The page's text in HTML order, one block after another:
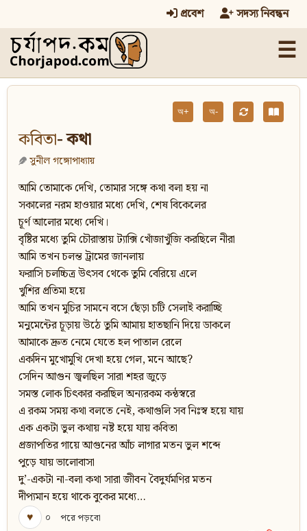
প্রবেশ সদস্য নিবন্ধন
☰
অ+ অ-
কবিতা- কথা
সুনীল গঙ্গোপাধ্যায়
আমি তোমাকে দেখি, তোমার সঙ্গে কথা বলা হয় না
সকালের নরম হাওয়ার মধ্যে দেখি, শেষ বিকেলের
চূর্ণ আলোর মধ্যে দেখি।
বৃষ্টির মধ্যে তুমি চৌরাস্তায় ট্যাক্সি খোঁজাখুঁজি করছিলে নীরা
আমি তখন চলন্ত ট্রামের জানলায়
ফরাসি চলচ্চিত্র উৎসব থেকে তুমি বেরিয়ে এলে
খুশির প্রতিমা হয়ে
আমি তখন মুচির সামনে বসে ছেঁড়া চটি সেলাই করাচ্ছি
মনুমেন্টের চূড়ায় উঠে তুমি আমায় হাতছানি দিয়ে ডাকলে
আমাকে দ্রুত নেমে যেতে হল পাতাল রেলে
একদিন মুখোমুখি দেখা হয়ে গেল, মনে আছে?
সেদিন আগুন জ্বলছিল সারা শহর জুড়ে
সমস্ত লোক চিৎকার করছিল অন্যরকম কন্ঠস্বরে
এ রকম সময় কথা বলতে নেই, কথাগুলি সব নিঃস্ব হয়ে যায়
এক একটা ভুল কথায় নষ্ট হয়ে যায় কবিতা
প্রজাপতির গায়ে আগুনের আঁচ লাগার মতন ভুল শব্দে
পুড়ে যায় ভালোবাসা
দু’-একটা না-বলা কথা সারা জীবন বৈদুর্যমণির মতন
দীপ্যমান হয়ে থাকে বুকের মধ্যে…
♥
০ পরে পড়বো